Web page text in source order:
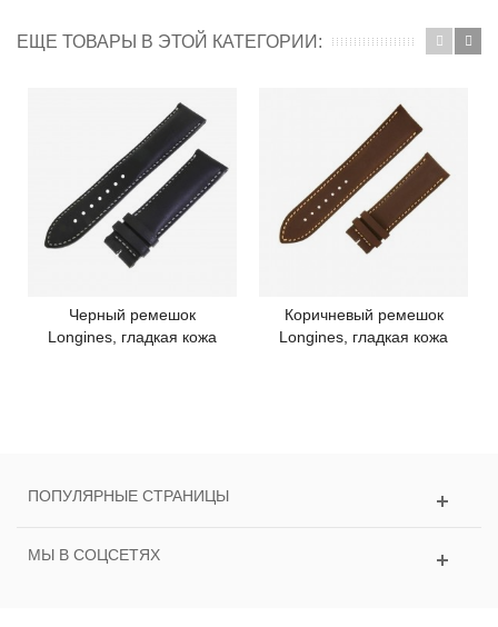
ЕЩЕ ТОВАРЫ В ЭТОЙ КАТЕГОРИИ:
Черный ремешок
Longines, гладкая кожа
Коричневый ремешок
Longines, гладкая кожа
ПОПУЛЯРНЫЕ СТРАНИЦЫ
МЫ В СОЦСЕТЯХ